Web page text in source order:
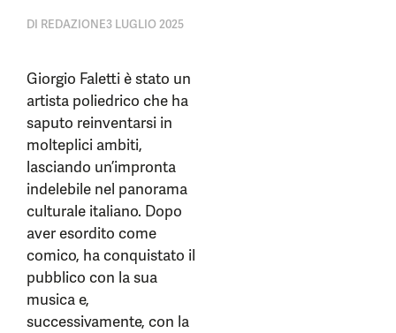
DI REDAZIONE3 LUGLIO 2025
Giorgio Faletti è stato un
artista poliedrico che ha
saputo reinventarsi in
molteplici ambiti,
lasciando un’impronta
indelebile nel panorama
culturale italiano. Dopo
aver esordito come
comico, ha conquistato il
pubblico con la sua
musica e,
successivamente, con la